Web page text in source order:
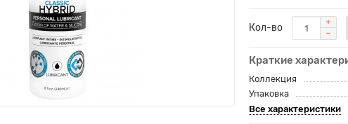
Кол-во
Краткие
Коллекция
Упаковка
Все характеристики